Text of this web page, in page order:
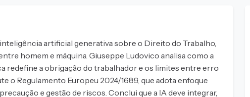
artificial generativa sobre o Direito do Trabalho,
homem e máquina. Giuseppe Ludovico analisa como a
redefine a obrigação do trabalhador e os limites entre erro
o Regulamento Europeu 2024/1689, que adota enfoque
e gestão de riscos. Conclui que a IA deve integrar,